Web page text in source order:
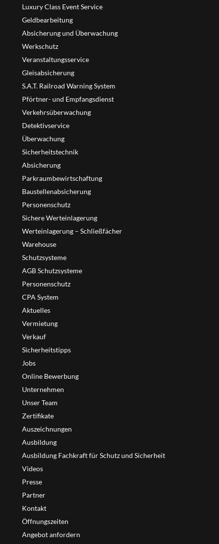
Luxury Class Event Service
Geldbearbeitung
Absicherung und Überwachung
Werkschutz
Veranstaltungsservice
Gleisabsicherung
S.A.T. Railroad Warning System
Pförtner- und Empfangsdienst
Verkehrsüberwachung
Detektivservice
Überwachung
Sicherheitstechnik
Absicherung
Parkraumbewirtschaftung
Baustellenabsicherung
Personenschutz
Sichere Werteinlagerung
Werteinlagerung – Schließfächer
Warehouse
Schutzsysteme
AGB Schutzsysteme
Personenschutz
CPA System
Aktuelles
Vermietung
Verkauf
Sicherheitstipps
Jobs
Online Bewerbung
Unternehmen
Unser Team
Zertifikate
Auszeichnungen
Ausbildung
Ausbildung Fachkraft für Schutz und Sicherheit
Videos
Presse
Partner
Kontakt
Öffnungszeiten
Angebot anfordern